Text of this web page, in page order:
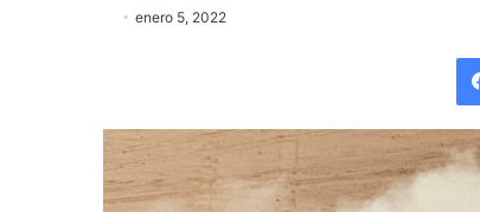
enero 5, 2022